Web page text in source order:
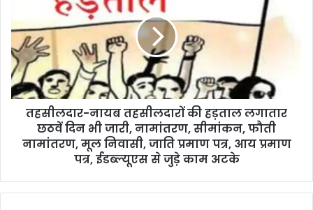
तहसीलदार-नायब तहसीलदारों की हड़ताल लगातार
छठवें दिन भी जारी, नामांतरण, सीमांकन, फौती‎
नामांतरण, मूल निवासी, जाति प्रमाण‎ पत्र, आय प्रमाण
पत्र, ईडब्ल्यूएस ‎से जुड़े काम अटके